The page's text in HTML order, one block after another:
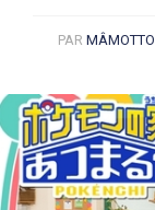
PAR MÂMOTTO